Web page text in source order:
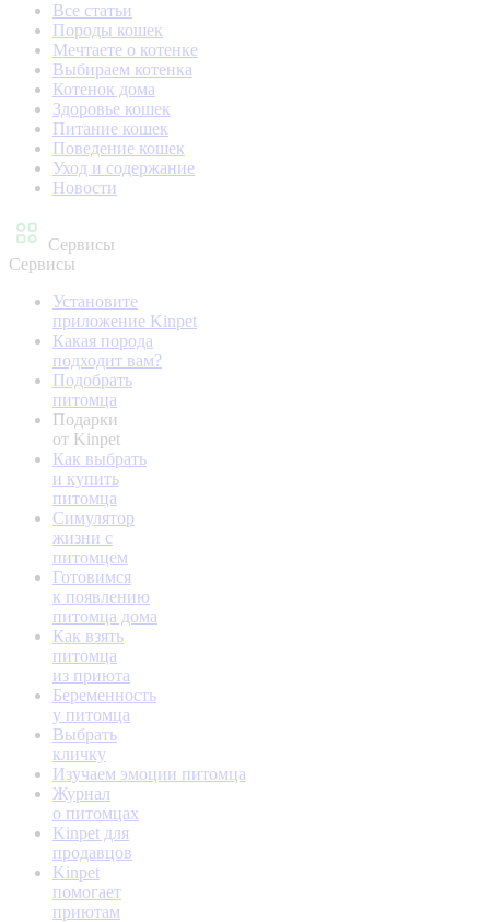
Все статьи
Породы кошек
Мечтаете о котенке
Выбираем котенка
Котенок дома
Здоровье кошек
Питание кошек
Поведение кошек
Уход и содержание
Новости
Сервисы
Сервисы
Установите
приложение Kinpet
Какая порода
подходит вам?
Подобрать
питомца
Подарки
от Kinpet
Как выбрать
и купить
питомца
Симулятор
жизни с
питомцем
Готовимся
к появлению
питомца дома
Как взять
питомца
из приюта
Беременность
у питомца
Выбрать
кличку
Изучаем эмоции питомца
Журнал
о питомцах
Kinpet для
продавцов
Kinpet
помогает
приютам